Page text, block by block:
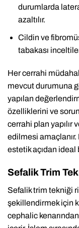
durumlarda
azaltılır.
Cildin ve
tabakası
Her cerrahi
mevcut durumuna
yapılan
özelliklerini ve
cerrahi plan yapılır
edilmesi
estetik açıdan ideal
Sefalik Trim
Sefalik trim tekniği
şekillendirmek için
cephalic kenarından